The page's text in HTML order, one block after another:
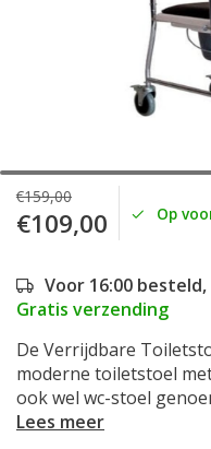
€159,00
€109,00 Op
Voor 16:00
Gratis verzending
De Verrijdbare
moderne toiletstoel
ook wel wc-stoel
Lees meer